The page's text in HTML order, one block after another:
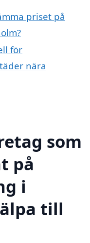
priset på
för
nära
som
på
i
till